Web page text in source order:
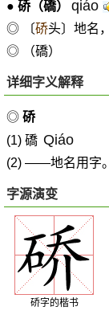
● 硚（礄） qiáo
◎ 〔硚头〕地名
◎ （礄）
详细字义解释
◎ 硚
(1) 礄 Qiáo
(2) ——地名用字
字源演变
硚字的楷书